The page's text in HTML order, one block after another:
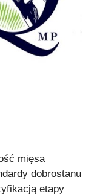
mięsa
dobrostanu
etapy